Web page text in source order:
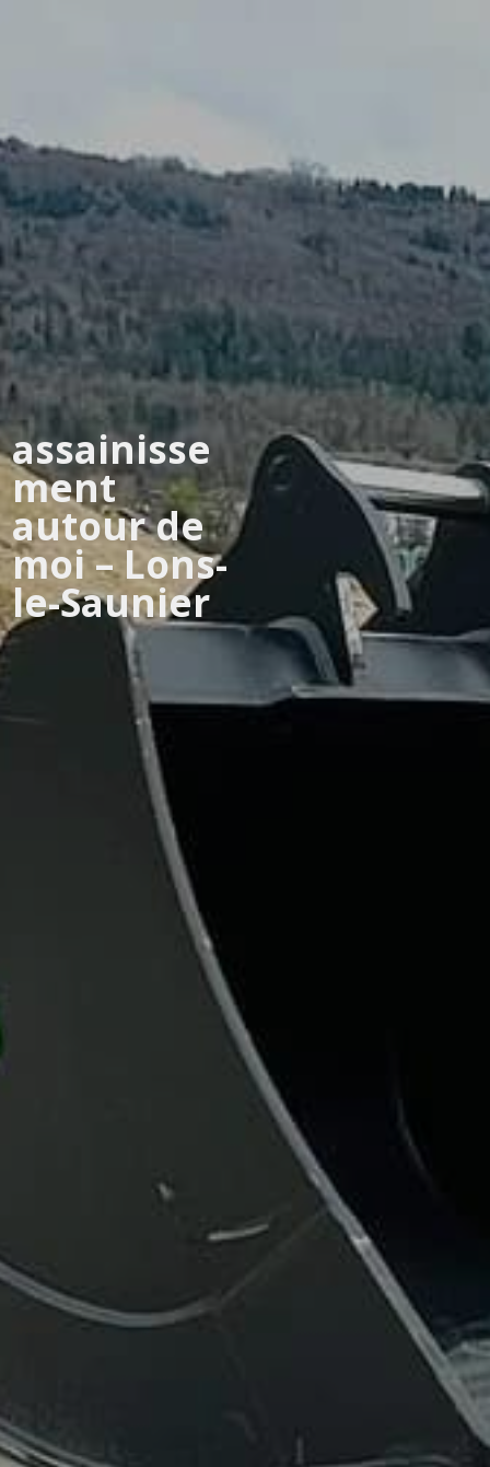
assainisse
ment
autour de
moi – Lons-
le-Saunier